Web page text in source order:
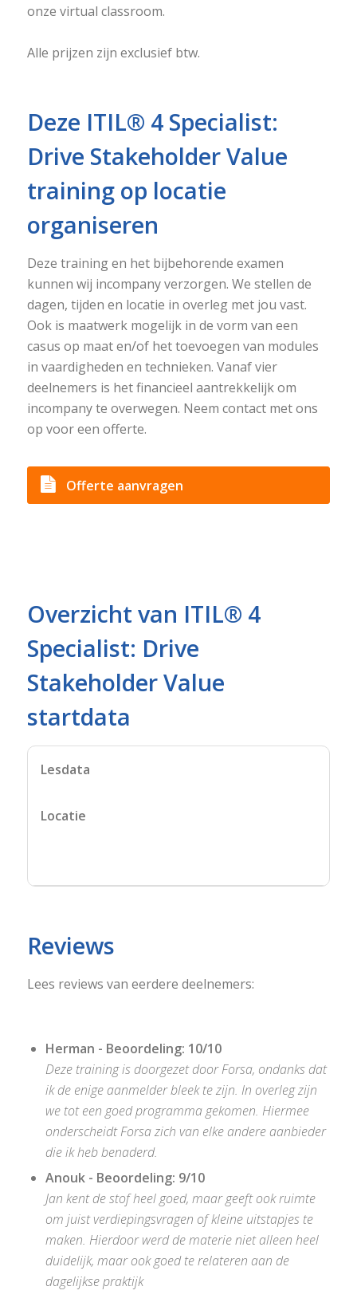
onze virtual classroom.
Alle prijzen zijn exclusief btw.
Deze ITIL® 4 Specialist:
Drive Stakeholder Value
training op locatie
organiseren
Deze training en het bijbehorende examen
kunnen wij incompany verzorgen. We stellen de
dagen, tijden en locatie in overleg met jou vast.
Ook is maatwerk mogelijk in de vorm van een
casus op maat en/of het toevoegen van modules
in vaardigheden en technieken. Vanaf vier
deelnemers is het financieel aantrekkelijk om
incompany te overwegen. Neem contact met ons
op voor een offerte.
Offerte aanvragen
Overzicht van ITIL® 4
Specialist: Drive
Stakeholder Value
startdata
Lesdata
Locatie
Reviews
Lees reviews van eerdere deelnemers:
Herman - Beoordeling: 10/10
Deze training is doorgezet door Forsa, ondanks dat
ik de enige aanmelder bleek te zijn. In overleg zijn
we tot een goed programma gekomen. Hiermee
onderscheidt Forsa zich van elke andere aanbieder
die ik heb benaderd.
Anouk - Beoordeling: 9/10
Jan kent de stof heel goed, maar geeft ook ruimte
om juist verdiepingsvragen of kleine uitstapjes te
maken. Hierdoor werd de materie niet alleen heel
duidelijk, maar ook goed te relateren aan de
dagelijkse praktijk